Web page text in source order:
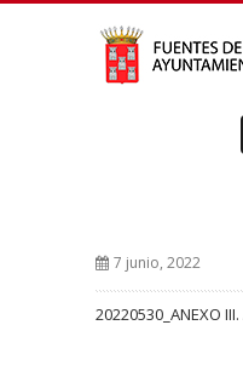
7 junio, 2022
20220530_ANEXO III.